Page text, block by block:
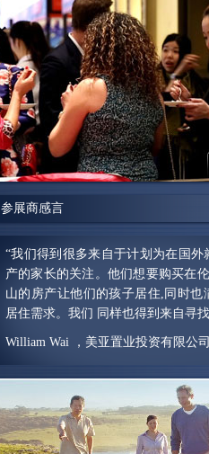
参展商感言
“我们得到很多来自于计划为在国外
产的家长的关注。他们想要购买在
山的房产让他们的孩子居住,同时也
居住需求。我们 同样也得到来自寻找
William Wai ，美亚置业投资有限公
“对我们来说这是一场非常成功的展
许多私人投资者,同时也找到共同
很高兴能参加此次展会,我们更期待
James ，澳洲西蒙兹集团 中国区广东